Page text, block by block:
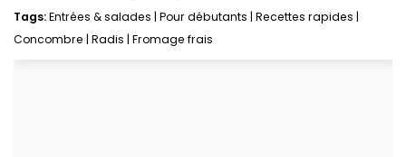
Tags:Entrées & salades Pour débutants Recettes rapides
Concombre Radis Fromage frais